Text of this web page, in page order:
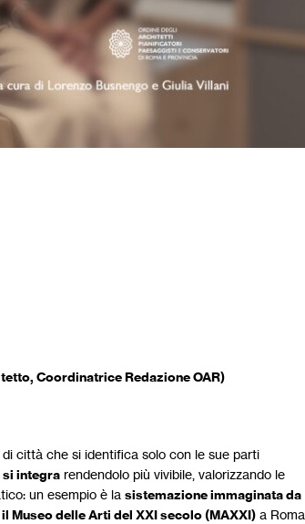
Coordinatrice Redazione OAR)
città che si identifica solo con le sue parti
si integra rendendolo più vivibile, valorizzando le
un esempio è la sistemazione immaginata da
Museo delle Arti del XXI secolo (MAXXI) a Roma,